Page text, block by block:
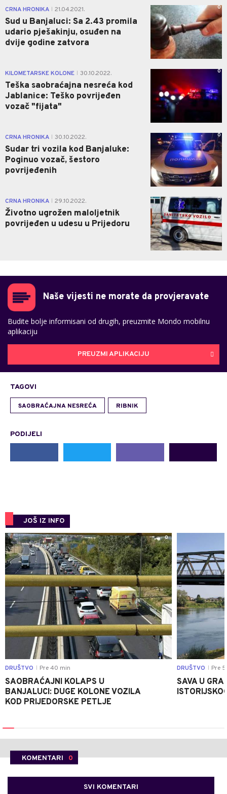
CRNA HRONIKA 21.04.2021.
Sud u Banjaluci: Sa 2.43 promila
udario pješakinju, osuđen na
dvije godine zatvora
0
KILOMETARSKE KOLONE 30.10.2022.
Teška saobraćajna nesreća kod
Jablanice: Teško povrijeđen
vozač "fijata"
0
CRNA HRONIKA 30.10.2022.
Sudar tri vozila kod Banjaluke:
Poginuo vozač, šestoro
povrijeđenih
0
CRNA HRONIKA 29.10.2022.
Životno ugrožen maloljetnik
povrijeđen u udesu u Prijedoru
0
Naše vijesti ne morate da provjeravate
Budite bolje informisani od drugih, preuzmite Mondo mobilnu
aplikaciju
PREUZMI APLIKACIJU
TAGOVI
SAOBRAĆAJNA NESREĆA RIBNIK
PODIJELI
JOŠ IZ INFO
0
DRUŠTVO Pre 40 min
SAOBRAĆAJNI KOLAPS U
BANJALUCI: DUGE KOLONE VOZILA
KOD PRIJEDORSKE PETLJE
DRUŠTVO Pre
SAVA U
KOMENTARI 0
SVI KOMENTARI